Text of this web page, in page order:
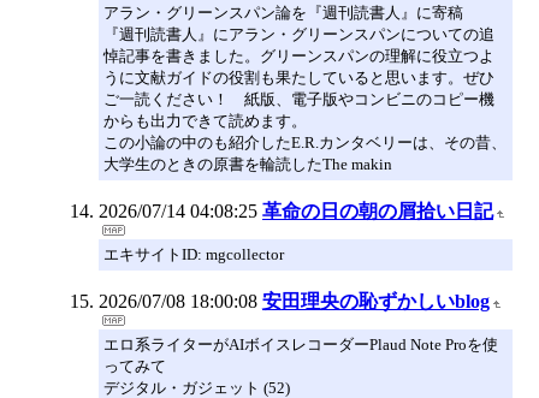
アラン・グリーンスパン論を『週刊読書人』に寄稿
『週刊読書人』にアラン・グリーンスパンについての追
悼記事を書きました。グリーンスパンの理解に役立つよ
うに文献ガイドの役割も果たしていると思います。ぜひ
ご一読ください！ 紙版、電子版やコンビニのコピー機
からも出力できて読めます。
この小論の中のも紹介したE.R.カンタベリーは、その昔、
大学生のときの原書を輪読したThe makin
2026/07/14 04:08:25 革命の日の朝の屑拾い日記
エキサイトID: mgcollector
2026/07/08 18:00:08 安田理央の恥ずかしいblog
エロ系ライターがAIボイスレコーダーPlaud Note Proを使
ってみて
デジタル・ガジェット (52)